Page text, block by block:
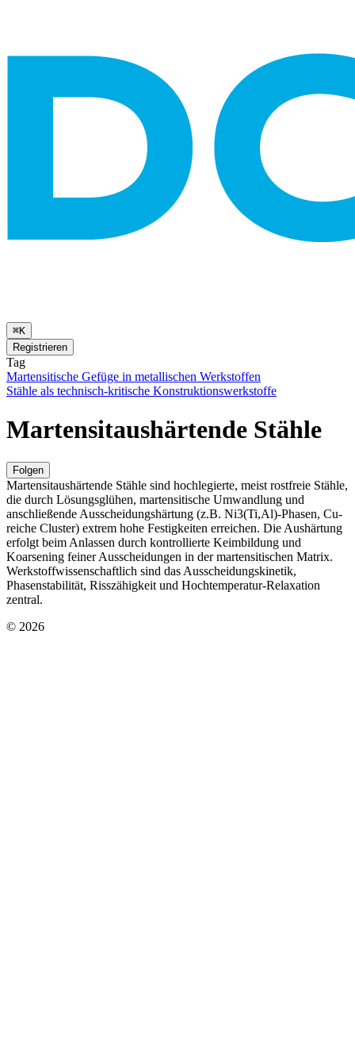
⌘K
Registrieren
Tag
Martensitische Gefüge in metallischen Werkstoffen
Stähle als technisch-kritische Konstruktionswerkstoffe
Martensitaushärtende Stähle
Folgen
Martensitaushärtende Stähle sind hochlegierte, meist rostfreie Stähle,
die durch Lösungsglühen, martensitische Umwandlung und
anschließende Ausscheidungshärtung (z.B. Ni3(Ti,Al)-Phasen, Cu-
reiche Cluster) extrem hohe Festigkeiten erreichen. Die Aushärtung
erfolgt beim Anlassen durch kontrollierte Keimbildung und
Koarsening feiner Ausscheidungen in der martensitischen Matrix.
Werkstoffwissenschaftlich sind das Ausscheidungskinetik,
Phasenstabilität, Risszähigkeit und Hochtemperatur-Relaxation
zentral.
© 2026